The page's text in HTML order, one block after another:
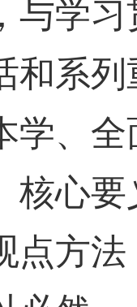
与学
和系
学、
核心
点方